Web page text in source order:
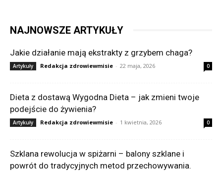
NAJNOWSZE ARTYKUŁY
Jakie działanie mają ekstrakty z grzybem chaga?
Artykuły Redakcja zdrowiewmisie - 22 maja, 2026 0
Dieta z dostawą Wygodna Dieta – jak zmieni twoje
podejście do żywienia?
Artykuły Redakcja zdrowiewmisie - 1 kwietnia, 2026 0
Szklana rewolucja w spiżarni – balony szklane i
powrót do tradycyjnych metod przechowywania.